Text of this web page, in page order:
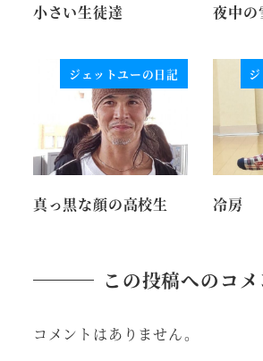
小さい生徒達 夜中の
ジェットユーの日記
真っ黒な顔の高校生 冷房
この投稿へのコメ
コメントはありません。